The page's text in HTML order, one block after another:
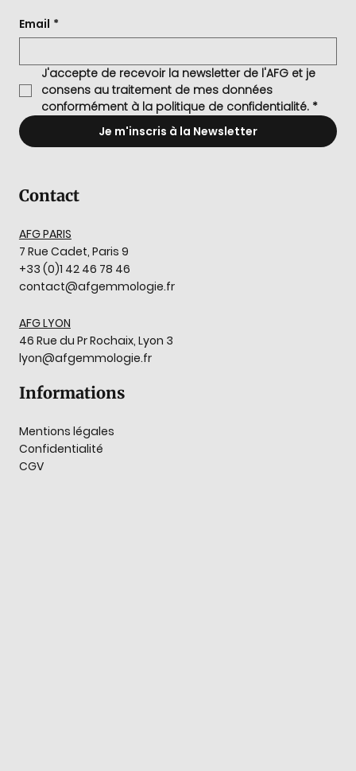
Email *
J'accepte de recevoir la newsletter de l'AFG et je
consens au traitement de mes données
conformément à la politique de confidentialité. *
Je m'inscris à la Newsletter
Informations
Mentions légales
Confidentialité
CGV
Contact
AFG PARIS
7 Rue Cadet, Paris 9
+33 (0)1 42 46 78 46
contact@afgemmologie.fr
AFG LYON
46 Rue du Pr Rochaix, Lyon 3
lyon@afgemmologie.fr